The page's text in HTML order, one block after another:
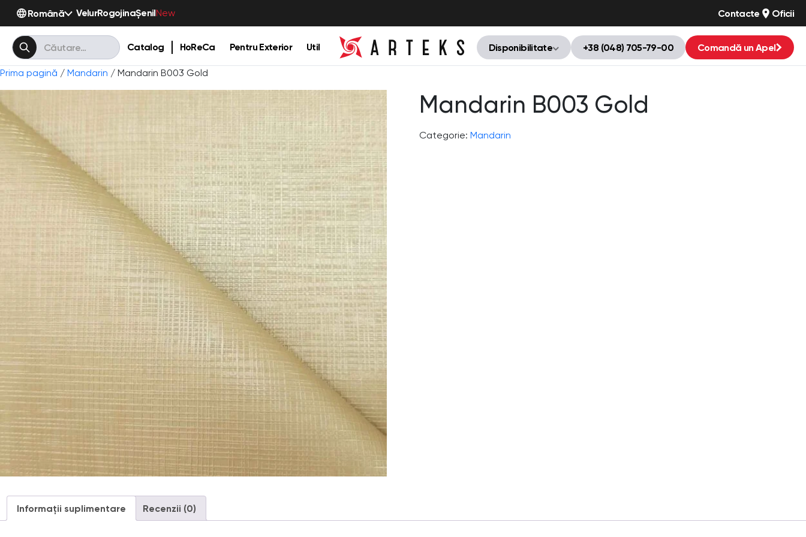
Română VelurRogojinaȘenilNew Contacte Oficii
Catalog HoReCa Pentru Exterior Util Disponibilitate +38 (048) 705-79-00 Comandă un Apel
Prima pagină / Mandarin / Mandarin B003 Gold
Mandarin B003 Gold
Categorie: Mandarin
Informații suplimentare Recenzii (0)